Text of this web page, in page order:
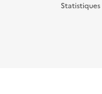
Statistiques